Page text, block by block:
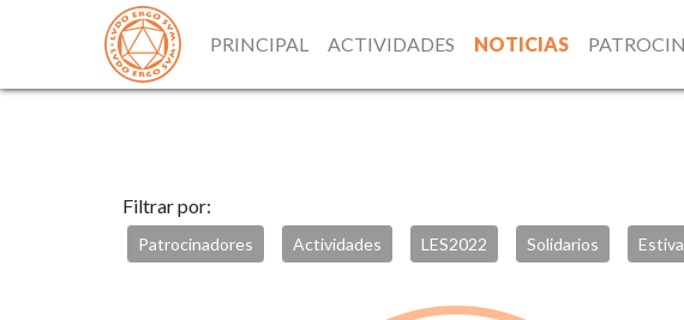
PRINCIPAL ACTIVIDADES NOTICIAS
Filtrar por:
Patrocinadores Actividades LES2022 Solidarios